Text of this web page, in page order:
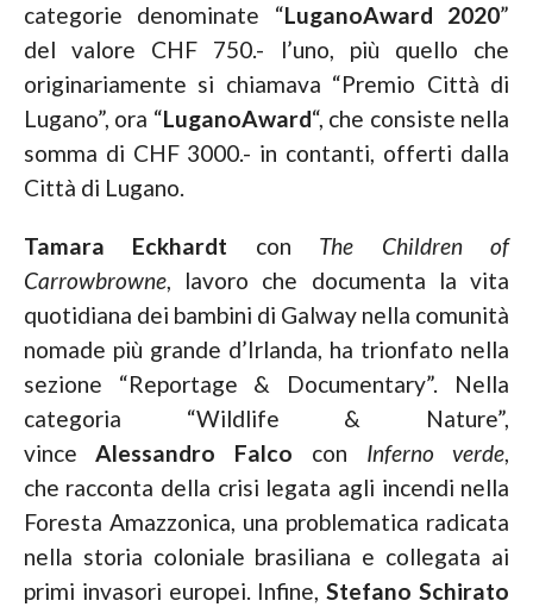
categorie denominate “LuganoAward 2020”
del valore CHF 750.- l’uno, più quello che
originariamente si chiamava “Premio Città di
Lugano”, ora “LuganoAward“, che consiste nella
somma di CHF 3000.- in contanti, offerti dalla
Città di Lugano.
Tamara Eckhardt con The Children of
Carrowbrowne, lavoro che documenta la vita
quotidiana dei bambini di Galway nella comunità
nomade più grande d’Irlanda, ha trionfato nella
sezione “Reportage & Documentary”. Nella
categoria “Wildlife & Nature”,
vinceAlessandro Falco con Inferno verde,
che racconta della crisi legata agli incendi nella
Foresta Amazzonica, una problematica radicata
nella storia coloniale brasiliana e collegata ai
primi invasori europei. Infine,Stefano Schirato